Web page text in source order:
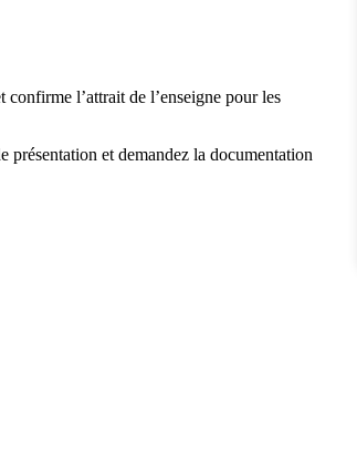
l’attrait de l’enseigne pour les
et demandez la documentation